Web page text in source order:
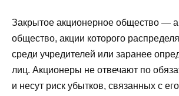
Закрытое акционерное общество —
общество, акции которого
среди учредителей или заранее
лиц. Акционеры не отвечают по
и несут риск убытков, связанных с